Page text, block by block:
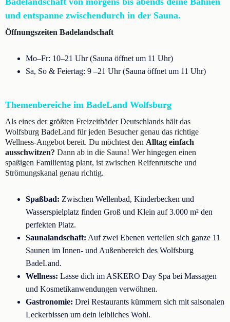
und entspanne zwischendurch in der Sauna.
Öffnungszeiten Badelandschaft
Mo–Fr: 10–21 Uhr (Sauna öffnet um 11 Uhr)
Sa, So & Feiertag: 9 –21 Uhr (Sauna öffnet um 11 Uhr)
Themenbereiche im BadeLand Wolfsburg
Als eines der größten Freizeitbäder Deutschlands hält das
Wolfsburg BadeLand für jeden Besucher genau das richtige
Wellness-Angebot bereit. Du möchtest den Alltag einfach
ausschwitzen? Dann ab in die Sauna! Wer hingegen einen
spaßigen Familientag plant, ist zwischen Reifenrutsche und
Strömungskanal genau richtig.
Spaßbad: Zwischen Wellenbad, Kinderbecken und
Wasserspielplatz finden Groß und Klein auf 3.000 m² den
perfekten Platz.
Saunalandschaft: Auf zwei Ebenen verteilen sich ganze 11
Saunen im Innen- und Außenbereich des Wolfsburg
BadeLand.
Wellness: Lasse dich im ASKERO Day Spa bei Massagen
und Kosmetikanwendungen verwöhnen.
Gastronomie: Drei Restaurants kümmern sich mit saisonalen
Leckerbissen um dein leibliches Wohl.